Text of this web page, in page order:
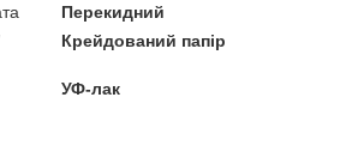
Перекидний
Крейдований папір
УФ-лак